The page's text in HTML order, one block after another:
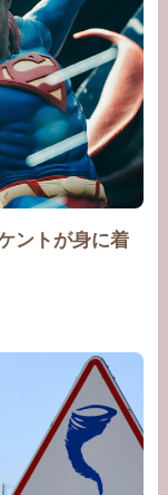
ントが身に着